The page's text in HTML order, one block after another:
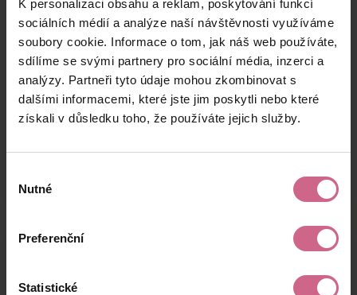
K personalizaci obsahu a reklam, poskytování funkcí
sociálních médií a analýze naší návštěvnosti využíváme
soubory cookie. Informace o tom, jak náš web používáte,
sdílíme se svými partnery pro sociální média, inzerci a
analýzy. Partneři tyto údaje mohou zkombinovat s
dalšími informacemi, které jste jim poskytli nebo které
získali v důsledku toho, že používáte jejich služby.
souhlasu
Nutné
Preferenční
Statistické
A****
M****
9. 10. 2025
22:16:50
K****
30 000 Kč
9. 10. 2025
21:49:58
2 700 Kč
P****
K****
31 000 Kč
9. 10. 2025
21:48:22
2 790 Kč
keyboard_arrow_left keyboard_arrow_right